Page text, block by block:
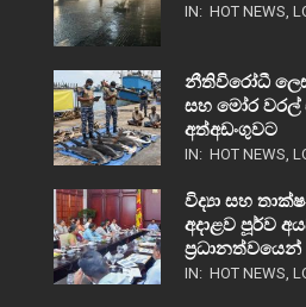
IN: HOT NEWS
නීතිවිරෝධී
සහ මෝර වරල්
අත්අඩංගුවට
IN: HOT NEWS
විද්‍යා සහ
අදාළව පූර්ව
ප්‍රධානත්වයෙන්
IN: HOT NEWS